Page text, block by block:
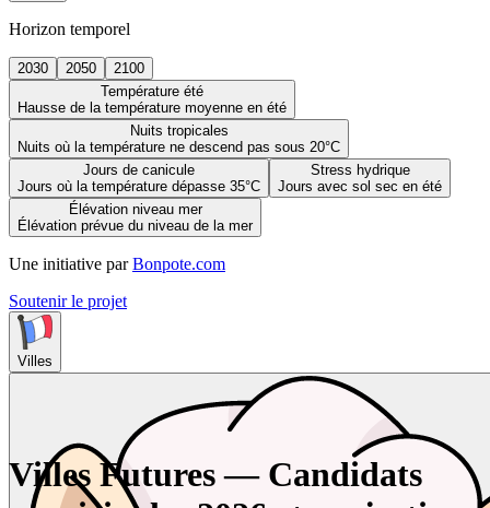
Horizon temporel
2030 2050
2100
Température été
Hausse de la température moyenne en été
Nuits tropicales
Nuits où la température ne descend pas sous 20°C
Jours de canicule
Jours où la température dépasse 35°C
Stress hydrique
Jours avec sol sec en été
Élévation niveau mer
Élévation prévue du niveau de la mer
Une initiative par Bonpote.com
Soutenir le projet
Villes
Villes Futures — Candidats